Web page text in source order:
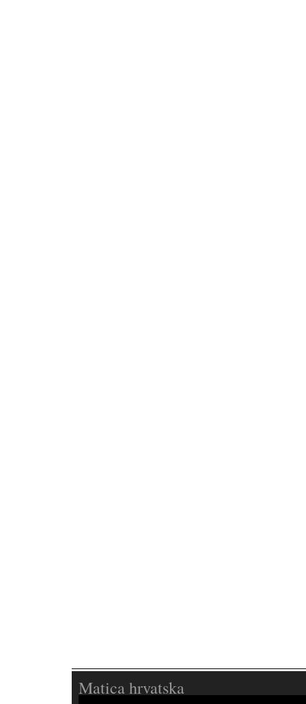
Matica hrvatska